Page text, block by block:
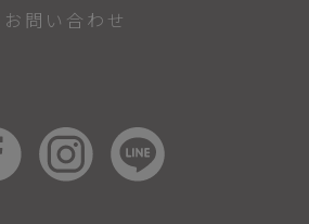
お問い合わせ